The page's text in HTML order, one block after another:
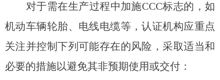
对于需在生产过程中加施CCC标志的，如
机动车辆轮胎、电线电缆等，认证机构应重点
关注并控制下列可能存在的风险，采取适当和
必要的措施以避免其非预期使用或交付：